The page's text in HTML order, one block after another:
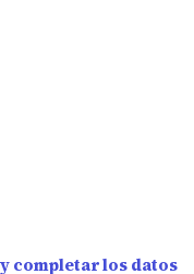
completar los datos